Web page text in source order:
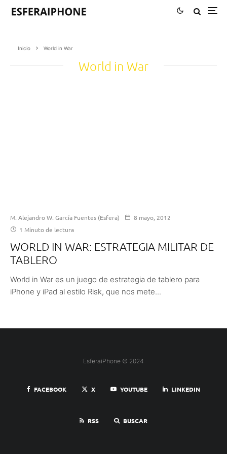
Inicio World in War
World in War
M. Alejandro W. García Fuentes (Esfera)
8 mayo, 2012
1 Minuto de lectura
WORLD IN WAR: ESTRATEGIA MILITAR DE
TABLERO
World in War es un juego de estrategia de tablero para
iPhone y iPad al estilo Risk, que nos mete...
EsferaiPhone © 2024
FACEBOOK X YOUTUBE LINKEDIN
RSS BUSCAR